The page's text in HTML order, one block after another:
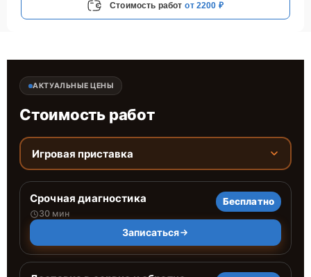
Стоимость работ от 2200 ₽
АКТУАЛЬНЫЕ ЦЕНЫ
Стоимость работ
Игровая приставка
Срочная диагностика
30 мин
Бесплатно
Записаться